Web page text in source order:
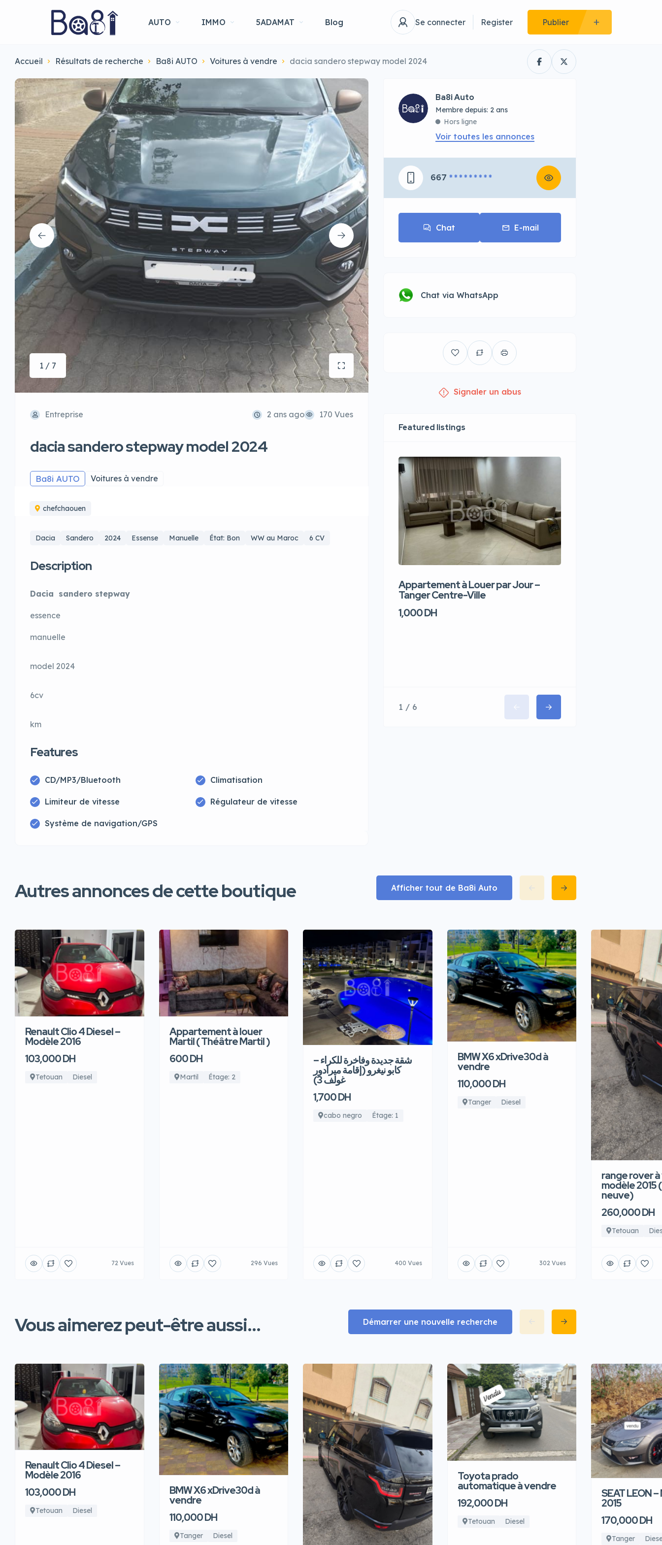
AUTO IMMO 5ADAMAT Blog Se connecter Register Publier
Accueil Résultats de recherche Ba8i AUTO Voitures à vendre dacia sandero stepway model 2024
1 / 7
Entreprise 2 ans ago 170 Vues
dacia sandero stepway model 2024
Ba8i AUTO Voitures à vendre
chefchaouen
Dacia Sandero 2024 Essense Manuelle État: Bon WW au Maroc 6 CV
Description
Dacia sandero stepway
essence
manuelle
model 2024
6cv
km
Features
CD/MP3/Bluetooth Climatisation
Limiteur de vitesse Régulateur de vitesse
Système de navigation/GPS
Ba8i Auto
Membre depuis: 2 ans
Hors ligne
Voir toutes les annonces
667 * * * * * * * * *
Chat E-mail
Chat via WhatsApp
Signaler un abus
Featured listings
Appartement à Louer par Jour –
Tanger Centre-Ville
1,000 DH
1 / 6
Autres annonces de cette boutique Afficher tout de Ba8i Auto
Renault Clio 4 Diesel –
Modèle 2016
103,000 DH
Tetouan Diesel
72 Vues
Appartement à louer
Martil ( Théâtre Martil )
600 DH
Martil Étage: 2
296 Vues
شقة جديدة وفاخرة للكراء –
كابو نيغرو (إقامة ميرادور
غولف 3)
1,700 DH
cabo negro Étage: 1
400 Vues
BMW X6 xDrive30d à
vendre
110,000 DH
Tanger Diesel
302 Vues
range rover
modèle 2015
neuve)
260,000 DH
Tetouan
Vous aimerez peut-être aussi... Démarrer une nouvelle recherche
Renault Clio 4 Diesel –
Modèle 2016
103,000 DH
Tetouan Diesel
BMW X6 xDrive30d à
vendre
110,000 DH
Tanger Diesel
Toyota prado
automatique à vendre
192,000 DH
Tetouan Diesel